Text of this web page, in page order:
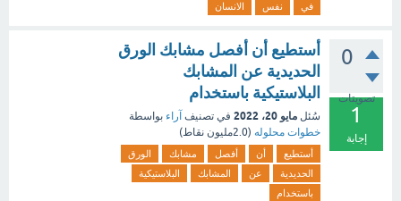
في
نفس الانسان
0
تصويتات
1
إجابة
أستطيع أن أفصل مشابك الورق
الحديدية عن المشابك
البلاستيكية باستخدام
سُئل مايو 20، 2022 في تصنيف آراء بواسطة
خطوات محلوله (2.0مليون نقاط)
أستطيع أن أفصل مشابك
الورق
الحديدية
عن المشابك
البلاستيكية
باستخدام